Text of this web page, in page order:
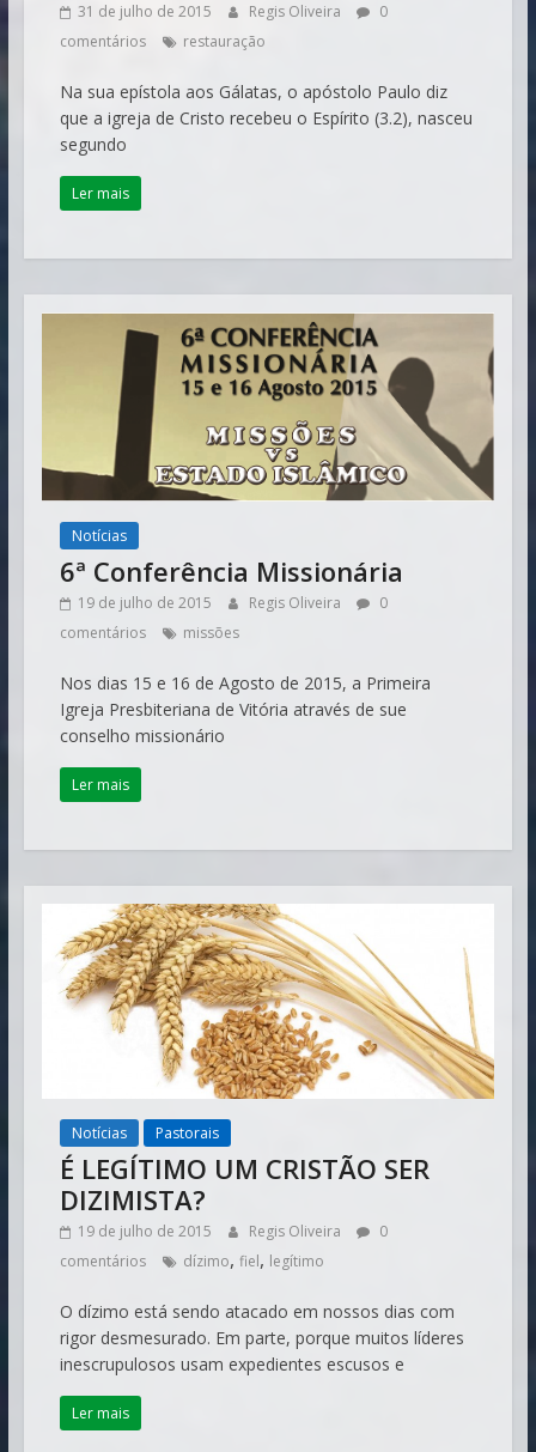
31 de julho de 2015 Regis Oliveira
0
comentários
restauração
​Na sua epístola aos Gálatas, o apóstolo Paulo diz
que a igreja de Cristo recebeu o Espírito (3.2), nasceu
segundo
Ler mais
Notícias
6ª Conferência Missionária
19 de julho de 2015 Regis Oliveira
0
comentários
missões
Nos dias 15 e 16 de Agosto de 2015, a Primeira
Igreja Presbiteriana de Vitória através de sue
conselho missionário
Ler mais
Notícias Pastorais
É LEGÍTIMO UM CRISTÃO SER
DIZIMISTA?
19 de julho de 2015 Regis Oliveira
0
comentários
dízimo, fiel, legítimo
O dízimo está sendo atacado em nossos dias com
rigor desmesurado. Em parte, porque muitos líderes
inescrupulosos usam expedientes escusos e
Ler mais